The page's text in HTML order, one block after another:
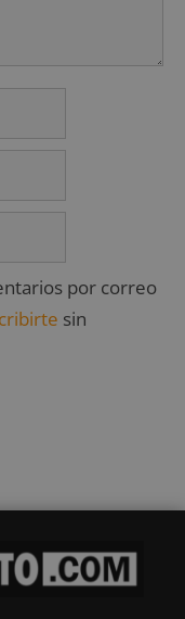
por correo
sin